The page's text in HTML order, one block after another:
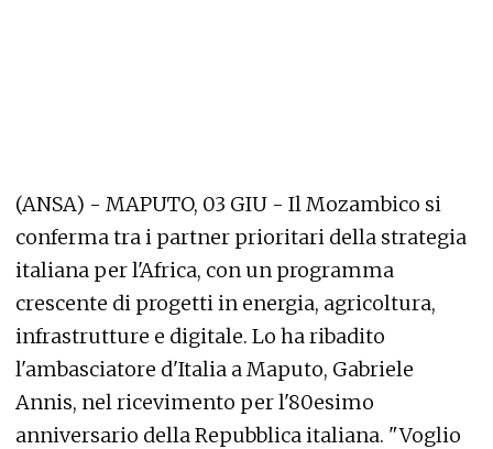
(ANSA) - MAPUTO, 03 GIU - Il Mozambico si
conferma tra i partner prioritari della strategia
italiana per l'Africa, con un programma
crescente di progetti in energia, agricoltura,
infrastrutture e digitale. Lo ha ribadito
l'ambasciatore d'Italia a Maputo, Gabriele
Annis, nel ricevimento per l'80esimo
anniversario della Repubblica italiana. "Voglio